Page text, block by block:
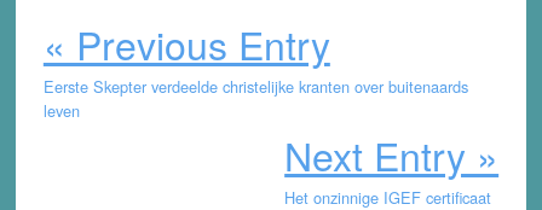
« Previous Entry
Eerste Skepter verdeelde christelijke kranten over buitenaards
leven
Next Entry »
Het onzinnige IGEF certificaat